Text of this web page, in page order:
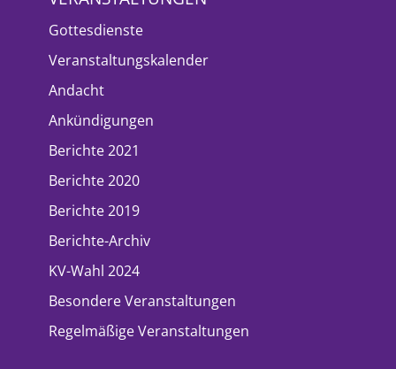
Gottesdienste
Veranstaltungskalender
Andacht
Ankündigungen
Berichte 2021
Berichte 2020
Berichte 2019
Berichte-Archiv
KV-Wahl 2024
Besondere Veranstaltungen
Regelmäßige Veranstaltungen